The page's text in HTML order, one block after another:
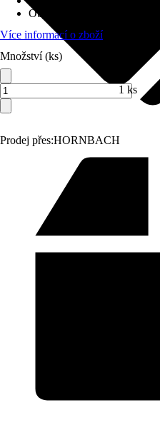
Prodej přes:HORNBACH
Objímka
LED napevno
Více informací o zboží
Množství (ks)
1 ks